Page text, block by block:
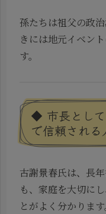
孫たちは祖父の政
きには地元イベン
す。
◆ 市長とし
で信頼される
古謝景春氏は、長
も、家庭を大切に
とがよく分かります